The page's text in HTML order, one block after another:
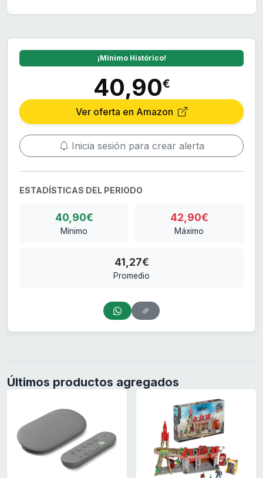
¡Mínimo Histórico!
40,90€
Ver oferta en Amazon
Inicia sesión para crear alerta
ESTADÍSTICAS DEL PERIODO
40,90€
Mínimo
42,90€
Máximo
41,27€
Promedio
Últimos productos agregados